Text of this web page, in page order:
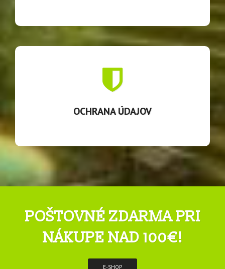
OCHRANA ÚDAJOV
OCHRANA ÚDAJOV
Zaväzujeme sa chrániť Vaše osobné údaje tak, ako to
POŠTOVNÉ ZDARMA PRI
NÁKUPE NAD 100€!
E-SHOP